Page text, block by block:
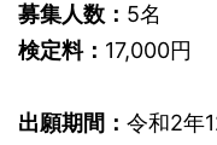
募集人数： 5名
検定料： 17,000円
出願期間： 令和2年